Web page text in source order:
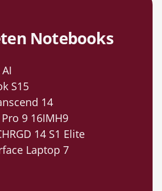
Notebooks
S15
14
9 16IMH9
14 S1 Elite
Laptop 7